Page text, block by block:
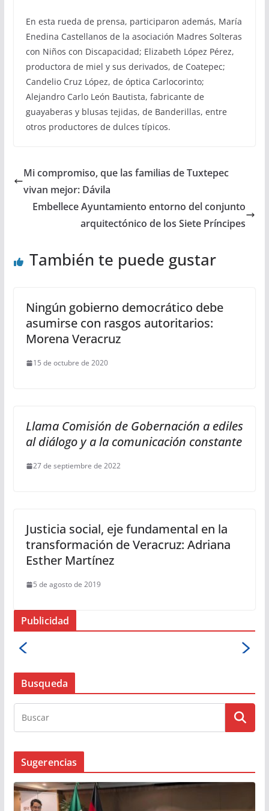
En esta rueda de prensa, participaron además, María
Enedina Castellanos de la asociación Madres Solteras
con Niños con Discapacidad; Elizabeth López Pérez,
productora de miel y sus derivados, de Coatepec;
Candelio Cruz López, de óptica Carlocorinto;
Alejandro Carlo León Bautista, fabricante de
guayaberas y blusas tejidas, de Banderillas, entre
otros productores de dulces típicos.
Mi compromiso, que las familias de Tuxtepec
vivan mejor: Dávila
Embellece Ayuntamiento entorno del conjunto
arquitectónico de los Siete Príncipes
También te puede gustar
Ningún gobierno democrático debe
asumirse con rasgos autoritarios:
Morena Veracruz
15 de octubre de 2020
Llama Comisión de Gobernación a ediles
al diálogo y a la comunicación constante
27 de septiembre de 2022
Justicia social, eje fundamental en la
transformación de Veracruz: Adriana
Esther Martínez
5 de agosto de 2019
Publicidad
Busqueda